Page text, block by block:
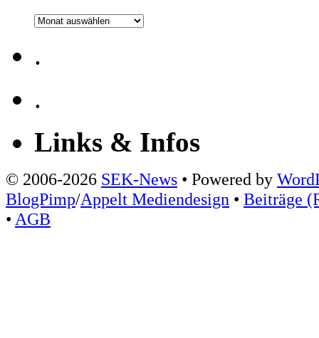
Archiv
.
.
Links & Infos
© 2006-2026 SEK-News • Powered by
BlogPimp/Appelt Mediendesign • Beiträge
• AGB